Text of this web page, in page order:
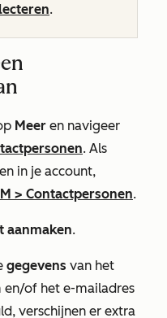
.
Meer en navigeer
. Als
in je account,
> Contactpersonen.
aanmaken.
gegevens van het
en/of het e-mailadres
verschijnen er extra